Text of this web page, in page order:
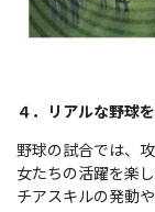
４．リアルな野球
野球の試合では、
女たちの活躍を楽
チアスキルの発動